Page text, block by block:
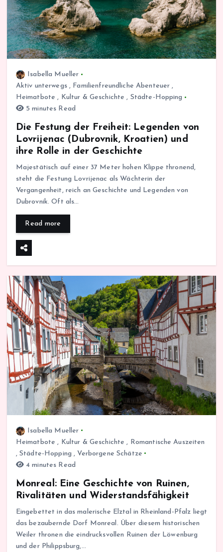
Isabella Mueller
Aktiv unterwegs, Familienfreundliche Abenteuer ,
Heimatbote , Kultur & Geschichte , Städte-Hopping
5 minutes Read
Die Festung der Freiheit: Legenden von
Lovrijenac (Dubrovnik, Kroatien) und
ihre Rolle in der Geschichte
Majestätisch auf einer 37 Meter hohen Klippe thronend,
steht die Festung Lovrijenac als Wächterin der
Vergangenheit, reich an Geschichte und Legenden von
Dubrovnik. Oft als…
Read more
Isabella Mueller
Heimatbote , Kultur & Geschichte , Romantische Auszeiten
, Städte-Hopping ,Verborgene Schätze
4 minutes Read
Monreal: Eine Geschichte von Ruinen,
Rivalitäten und Widerstandsfähigkeit
Eingebettet in das malerische Elztal in Rheinland-Pfalz liegt
das bezaubernde Dorf Monreal. Über diesem historischen
Weiler thronen die eindrucksvollen Ruinen der Löwenburg
und der Philippsburg,…